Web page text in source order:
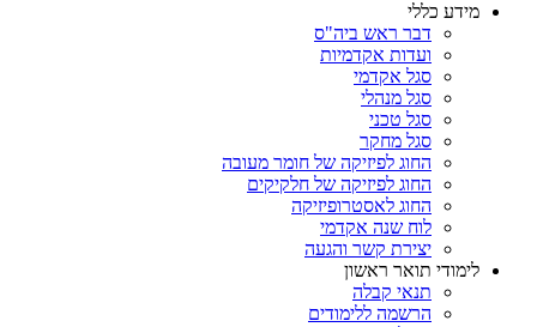
מידע כללי
דבר ראש ביה"ס
ועדות אקדמיות
סגל אקדמי
סגל מנהלי
סגל טכני
סגל מחקר
החוג לפיזיקה של חומר מעובה
החוג לפיזיקה של חלקיקים
החוג לאסטרופיזיקה
לוח שנה אקדמי
יצירת קשר והגעה
לימודי תואר ראשון
תנאי קבלה
הרשמה ללימודים